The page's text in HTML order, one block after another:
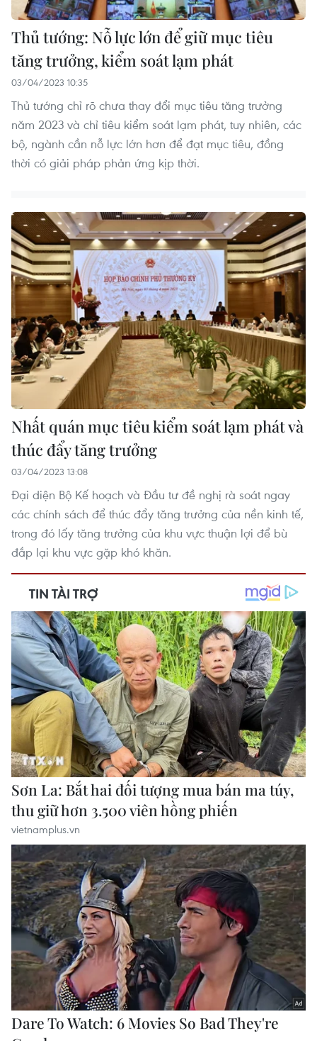
Thủ tướng: Nỗ lực lớn để giữ mục tiêu
tăng trưởng, kiểm soát lạm phát
03/04/2023 10:35
Thủ tướng chỉ rõ chưa thay đổi mục tiêu tăng trưởng
năm 2023 và chỉ tiêu kiểm soát lạm phát, tuy nhiên, các
bộ, ngành cần nỗ lực lớn hơn để đạt mục tiêu, đồng
thời có giải pháp phản ứng kịp thời.
Nhất quán mục tiêu kiểm soát lạm phát và
thúc đẩy tăng trưởng
03/04/2023 13:08
Đại diện Bộ Kế hoạch và Đầu tư đề nghị rà soát ngay
các chính sách để thúc đẩy tăng trưởng của nền kinh tế,
trong đó lấy tăng trưởng của khu vực thuận lợi để bù
đắp lại khu vực gặp khó khăn.